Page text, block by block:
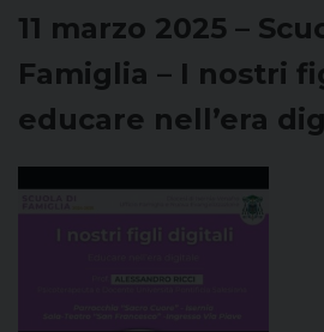
11 marzo 2025 –
Famiglia – I nostri
educare nell’era